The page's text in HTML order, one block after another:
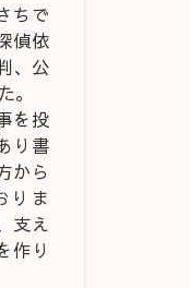
ちで
偵依
、公
。
を投
り書
から
りま
支え
作り